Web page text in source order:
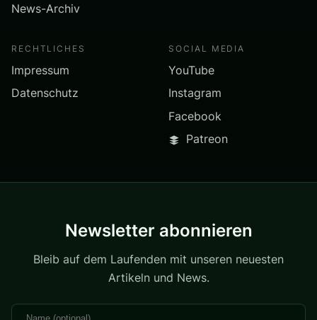
News-Archiv
RECHTLICHES
Impressum
Datenschutz
SOCIAL MEDIA
YouTube
Instagram
Facebook
Patreon
Newsletter abonnieren
Bleib auf dem Laufenden mit unseren neuesten
Artikeln und News.